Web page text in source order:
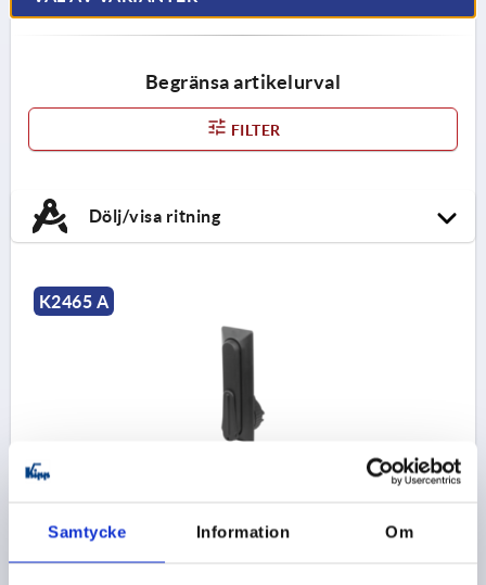
Samtycke Information Om
Begränsa artikelurval
FILTER
Dölj/visa ritning
K2465 A
SVÄNGSPAK FÖR PROFILCYLINDRAR, FORM:A UTAN
FORM-TYP=UTAN PROFILCYLINDER